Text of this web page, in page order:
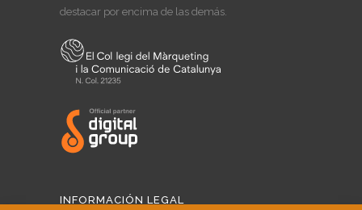
destacar por encima de las demás.
INFORMACIÓN LEGAL